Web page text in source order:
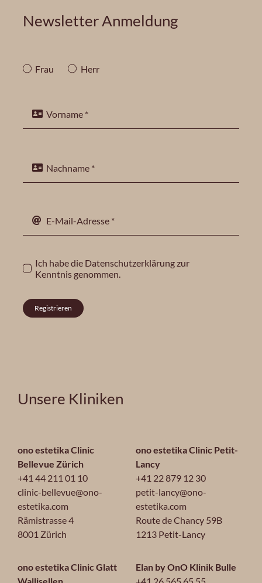
Newsletter Anmeldung
Frau Herr
Ich habe die Datenschutzerklärungzur
Kenntnis genommen.
Registrieren
Unsere Kliniken
ono estetika Clinic
Bellevue Zürich
+41 44 211 01 10
clinic-bellevue@ono-
estetika.com
Rämistrasse 4
8001 Zürich
ono estetika Clinic Glatt
ono estetika Clinic Petit-
Lancy
+41 22 879 12 30
petit-lancy@ono-
estetika.com
Route de Chancy 59B
1213 Petit-Lancy
Elan by OnO Klinik Bulle